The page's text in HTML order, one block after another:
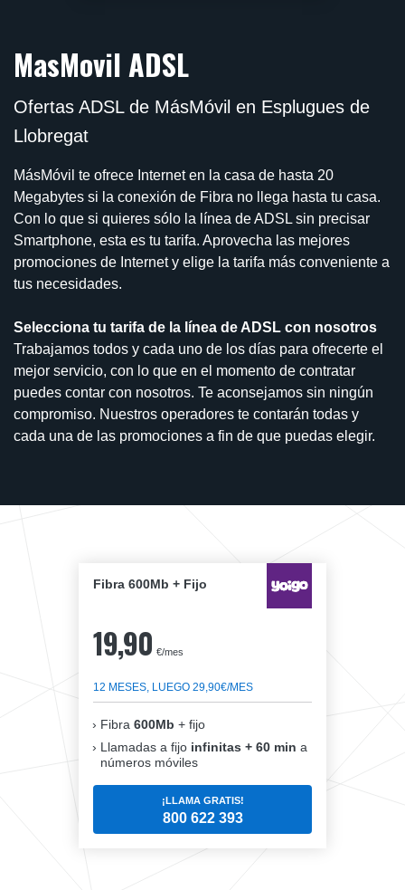
MasMovil ADSL
Ofertas ADSL de MásMóvil en Esplugues de
Llobregat
MásMóvil te ofrece Internet en la casa de hasta 20
Megabytes si la conexión de Fibra no llega hasta tu casa.
Con lo que si quieres sólo la línea de ADSL sin precisar
Smartphone, esta es tu tarifa. Aprovecha las mejores
promociones de Internet y elige la tarifa más conveniente a
tus necesidades.
Selecciona tu tarifa de la línea de ADSL con nosotros
Trabajamos todos y cada uno de los días para ofrecerte el
mejor servicio, con lo que en el momento de contratar
puedes contar con nosotros. Te aconsejamos sin ningún
compromiso. Nuestros operadores te contarán todas y
cada una de las promociones a fin de que puedas elegir.
Fibra 600Mb + Fijo
19,90 €/mes
12 MESES, LUEGO 29,90€/MES
Fibra 600Mb + fijo
Llamadas a fijo infinitas + 60 min a
números móviles
¡LLAMA GRATIS!
800 622 393